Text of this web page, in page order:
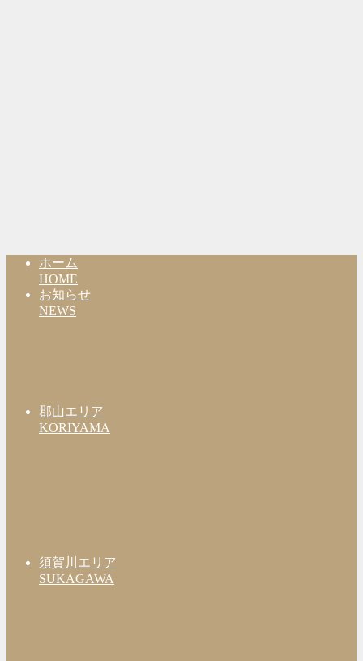
ホーム
HOME
お知らせ
NEWS
郡山エリア
KORIYAMA
須賀川エリア
SUKAGAWA